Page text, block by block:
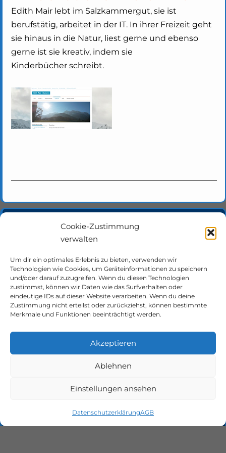
Cookie-Zustimmung
verwalten
Um dir ein optimales Erlebnis zu bieten, verwenden wir
Technologien wie Cookies, um Geräteinformationen zu speichern
und/oder darauf zuzugreifen. Wenn du diesen Technologien
zustimmst, können wir Daten wie das Surfverhalten oder
eindeutige IDs auf dieser Website verarbeiten. Wenn du deine
Zustimmung nicht erteilst oder zurückziehst, können bestimmte
Merkmale und Funktionen beeinträchtigt werden.
Akzeptieren
Ablehnen
Einstellungen ansehen
DatenschutzerklärungAGB
Edith Mair lebt im Salzkammergut, sie ist
berufstätig, arbeitet in der IT. In ihrer Freizeit geht
sie hinaus in die Natur, liest gerne und ebenso
gerne ist sie kreativ, indem sie
Kinderbücher schreibt.
Web-Experts Austria
Leonhard Rudolf Sydler
A-4822 Bad Goisern a. H.
Datenschutzerklärung